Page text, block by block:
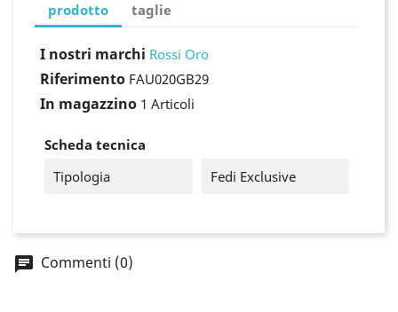
prodotto
taglie
I nostri marchi Rossi Oro
Riferimento FAU020GB29
In magazzino 1 Articoli
Scheda tecnica
Tipologia
Fedi Exclusive
Commenti (0)
Accedi